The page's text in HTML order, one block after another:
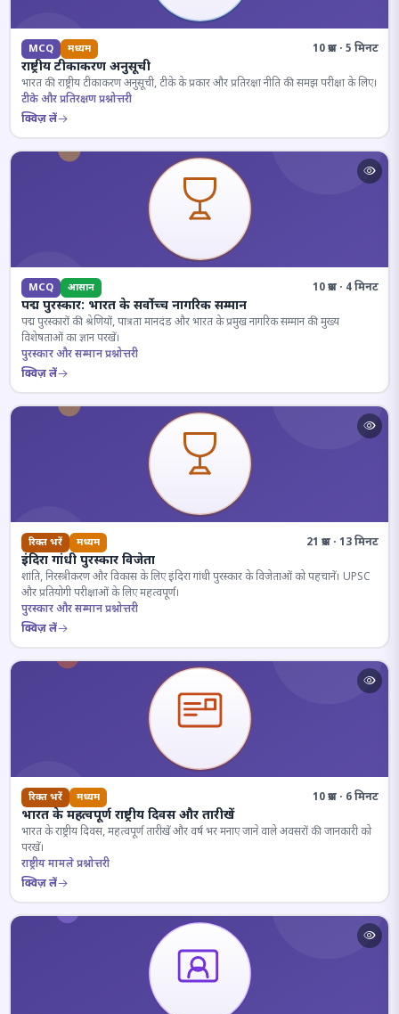
MCQ मध्यम 10 प्रश्न · 5 मिनट
राष्ट्रीय टीकाकरण अनुसूची
भारत की राष्ट्रीय टीकाकरण अनुसूची, टीके के प्रकार और प्रतिरक्षा नीति की समझ परीक्षा के लिए।
टीके और प्रतिरक्षण प्रश्नोत्तरी
क्विज़ लें
MCQ आसान 10 प्रश्न · 4 मिनट
पद्म पुरस्कार: भारत के सर्वोच्च नागरिक सम्मान
पद्म पुरस्कारों की श्रेणियों, पात्रता मानदंड और भारत के प्रमुख नागरिक सम्मान की मुख्य
विशेषताओं का ज्ञान परखें।
पुरस्कार और सम्मान प्रश्नोत्तरी
क्विज़ लें
रिक्त भरें मध्यम 21 प्रश्न · 13 मिनट
इंदिरा गांधी पुरस्कार विजेता
शांति, निरस्त्रीकरण और विकास के लिए इंदिरा गांधी पुरस्कार के विजेताओं को पहचानें। UPSC
और प्रतियोगी परीक्षाओं के लिए महत्वपूर्ण।
पुरस्कार और सम्मान प्रश्नोत्तरी
क्विज़ लें
रिक्त भरें मध्यम 10 प्रश्न · 6 मिनट
भारत के महत्वपूर्ण राष्ट्रीय दिवस और तारीखें
भारत के राष्ट्रीय दिवस, महत्वपूर्ण तारीखें और वर्ष भर मनाए जाने वाले अवसरों की जानकारी को
परखें।
राष्ट्रीय मामले प्रश्नोत्तरी
क्विज़ लें